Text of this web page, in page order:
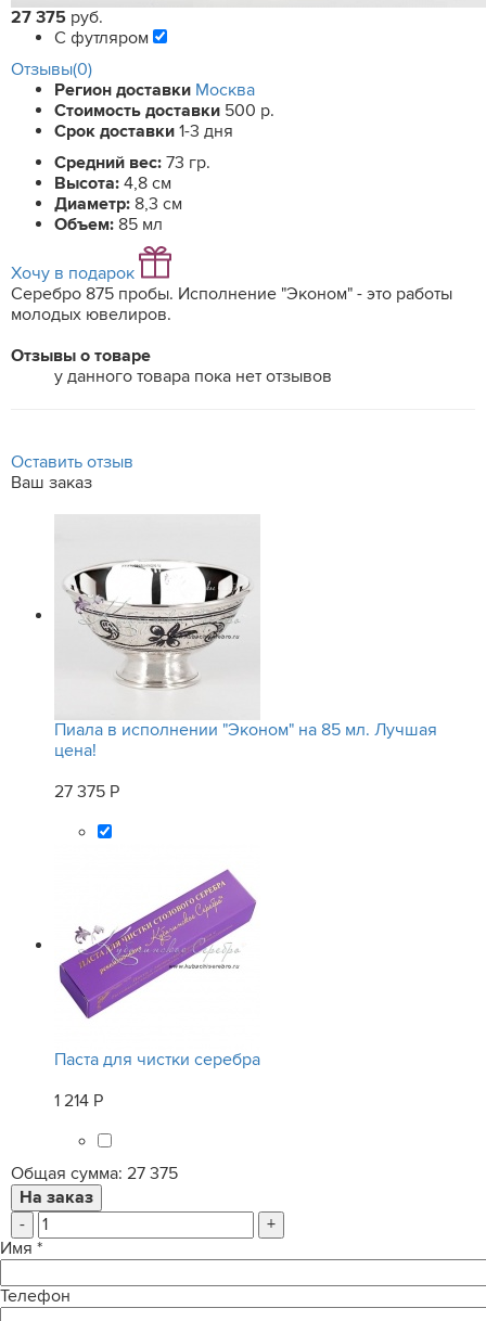
27 375 руб.
С футляром
Отзывы(0)
Регион доставки Москва
Стоимость доставки 500 р.
Срок доставки 1-3 дня
Средний вес: 73 гр.
Высота: 4,8 см
Диаметр: 8,3 см
Объем: 85 мл
Хочу в подарок
Серебро 875 пробы. Исполнение "Эконом" - это работы
молодых ювелиров.
Отзывы о товаре
у данного товара пока нет отзывов
Оставить отзыв
Ваш заказ
Пиала в исполнении "Эконом" на 85 мл. Лучшая
цена!
27 375 Р
Паста для чистки серебра
1 214 Р
Общая сумма: 27 375
-
+
Имя *
Телефон